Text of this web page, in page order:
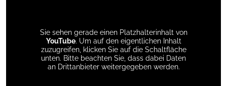
Sie sehen gerade einen Platzhalterinhalt von
YouTube. Um auf den eigentlichen Inhalt
zuzugreifen, klicken Sie auf die Schaltfläche
unten. Bitte beachten Sie, dass dabei Daten
an Drittanbieter weitergegeben werden.